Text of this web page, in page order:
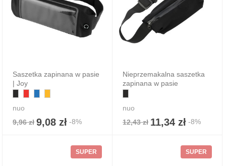
Saszetka zapinana w pasie
| Joy
nuo
9,96 zł 9,08 zł -8%
Nieprzemakalna saszetka
zapinana w pasie
nuo
12,43 zł 11,34 zł -8%
SUPER SUPER